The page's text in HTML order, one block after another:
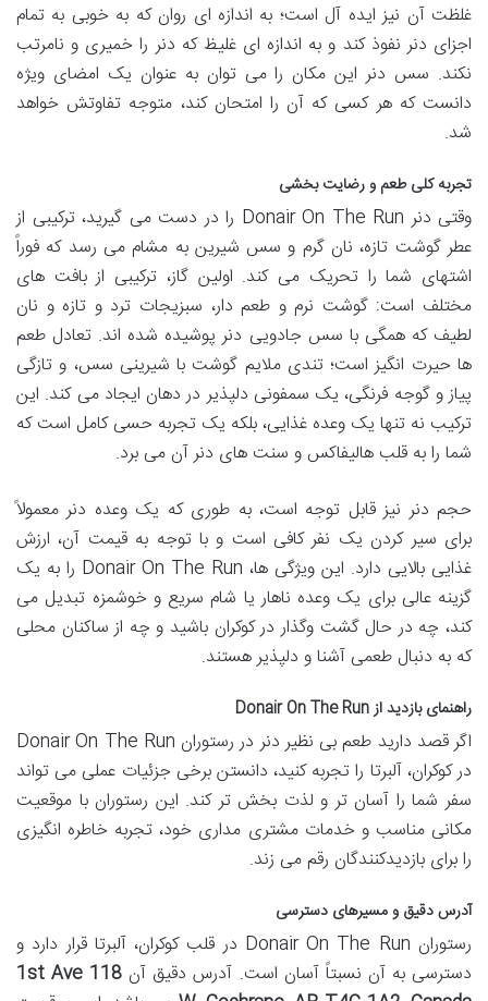
غلظت آن نیز ایده آل است؛ به اندازه ای روان که به خوبی به تمام
اجزای دنر نفوذ کند و به اندازه ای غلیظ که دنر را خمیری و نامرتب
نکند. سس دنر این مکان را می توان به عنوان یک امضای ویژه
دانست که هر کسی که آن را امتحان کند، متوجه تفاوتش خواهد
شد.
تجربه کلی طعم و رضایت بخشی
وقتی دنر Donair On The Run را در دست می گیرید، ترکیبی از
عطر گوشت تازه، نان گرم و سس شیرین به مشام می رسد که فوراً
اشتهای شما را تحریک می کند. اولین گاز، ترکیبی از بافت های
مختلف است: گوشت نرم و طعم دار، سبزیجات ترد و تازه و نان
لطیف که همگی با سس جادویی دنر پوشیده شده اند. تعادل طعم
ها حیرت انگیز است؛ تندی ملایم گوشت با شیرینی سس، و تازگی
پیاز و گوجه فرنگی، یک سمفونی دلپذیر در دهان ایجاد می کند. این
ترکیب نه تنها یک وعده غذایی، بلکه یک تجربه حسی کامل است که
شما را به قلب هالیفاکس و سنت های دنر آن می برد.
حجم دنر نیز قابل توجه است، به طوری که یک وعده دنر معمولاً
برای سیر کردن یک نفر کافی است و با توجه به قیمت آن، ارزش
غذایی بالایی دارد. این ویژگی ها، Donair On The Run را به یک
گزینه عالی برای یک وعده ناهار یا شام سریع و خوشمزه تبدیل می
کند، چه در حال گشت وگذار در کوکران باشید و چه از ساکنان محلی
که به دنبال طعمی آشنا و دلپذیر هستند.
راهنمای بازدید از Donair On The Run
اگر قصد دارید طعم بی نظیر دنر در رستوران Donair On The Run
در کوکران، آلبرتا را تجربه کنید، دانستن برخی جزئیات عملی می تواند
سفر شما را آسان تر و لذت بخش تر کند. این رستوران با موقعیت
مکانی مناسب و خدمات مشتری مداری خود، تجربه خاطره انگیزی
را برای بازدیدکنندگان رقم می زند.
آدرس دقیق و مسیرهای دسترسی
رستوران Donair On The Run در قلب کوکران، آلبرتا قرار دارد و
دسترسی به آن نسبتاً آسان است. آدرس دقیق آن
118 1st Ave